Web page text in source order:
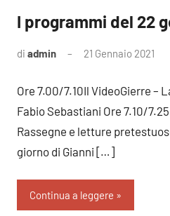
I programmi del 22
di admin 21 Gennaio 2021
Ore 7.00/7.10Il VideoGierre –
Fabio Sebastiani Ore 7.10/
Rassegne e letture
giorno di Gianni […]
Continua a leggere